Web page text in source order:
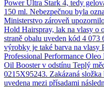
Power Ultra Stark 4, tedy
150 ml. Nebezpečnou byla
Ministerstvo zároveň
Hold Hairspray, lak na vlasy o
straně obalu uveden kód 4
výrobky je také barva na vlasy
Professional Performance
Oil Booster v odstínu Teplý
0215X95243. Zakázaná
uvedena mezi přísadami